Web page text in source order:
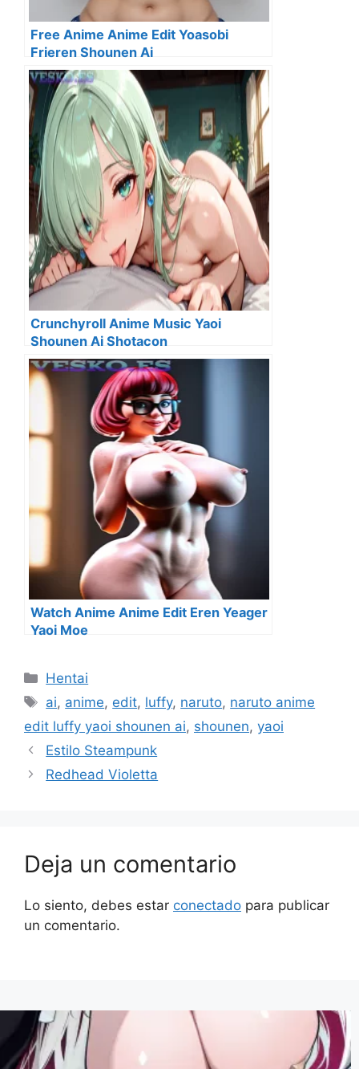
Free Anime Anime Edit Yoasobi
Frieren Shounen Ai
Crunchyroll Anime Music Yaoi
Shounen Ai Shotacon
Watch Anime Anime Edit Eren Yeager
Yaoi Moe
Categorías
Hentai
Etiquetas
ai, anime, edit, luffy, naruto, naruto anime
edit luffy yaoi shounen ai, shounen, yaoi
Estilo Steampunk
Redhead Violetta
Deja un comentario
Lo siento, debes estar conectado para publicar
un comentario.